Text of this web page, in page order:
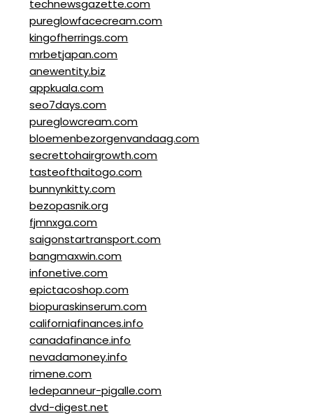
technewsgazette.com
pureglowfacecream.com
kingofherrings.com
mrbetjapan.com
anewentity.biz
appkuala.com
seo7days.com
pureglowcream.com
bloemenbezorgenvandaag.com
secrettohairgrowth.com
tasteofthaitogo.com
bunnynkitty.com
bezopasnik.org
fjmnxga.com
saigonstartransport.com
bangmaxwin.com
infonetive.com
epictacoshop.com
biopuraskinserum.com
californiafinances.info
canadafinance.info
nevadamoney.info
rimene.com
ledepanneur-pigalle.com
dvd-digest.net